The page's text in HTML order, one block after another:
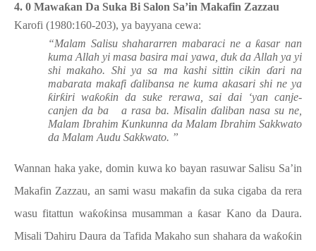
4. 0 Mawaƙan Da Suka Bi Salon Sa’in Makafin Zazzau
Karofi (1980:160-203), ya bayyana cewa:
“Malam Salisu shahararren mabaraci ne aƙasar nan
kuma Allah yi masa basira mai yawa, duk da Allah ya yi
shi makaho. Shi ya sa ma kashi sittin cikin ɗari na
mabarata makafi ɗalibansa ne kuma akasari shi ne ya
ƙirƙiri waƙoƙin da suke rerawa, sai dai ‘yan canje-
canjen da ba
a rasa ba. Misalin ɗaliban nasa su ne,
Malam Ibrahim Kunkunna da Malam Ibrahim Sakkwato
da Malam Audu Sakkwato. ”
Wannan haka yake, domin kuwa ko bayan rasuwar Salisu Sa’in
Makafin Zazzau, an sami wasu makafin da suka cigaba da rera
wasu fitattun waƙoƙinsa musamman a ƙasar Kano da Daura.
MisaliƊahiru Daura da Tafida Makaho sun shahara da waƙoƙin